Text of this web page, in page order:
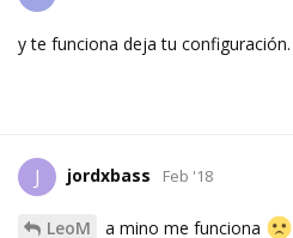
y te funciona deja tu configuración.
J jordxbass Feb '18
LeoM a mino me funciona